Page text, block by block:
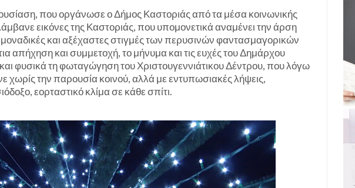
που οργάνωσε ο Δήμος Καστοριάς από τα μέσα κοινωνικής
εικόνες της Καστοριάς, που υπομονετικά αναμένει την άρση
και αξέχαστες στιγμές των περυσινών φαντασμαγορικών
απήχηση και συμμετοχή, το μήνυμα και τις ευχές του Δημάρχου
φυσικά τη φωταγώγηση του Χριστουγεννιάτικου Δέντρου, που λόγω
χωρίς την παρουσία κοινού, αλλά με εντυπωσιακές λήψεις,
εορταστικό κλίμα σε κάθε σπίτι.